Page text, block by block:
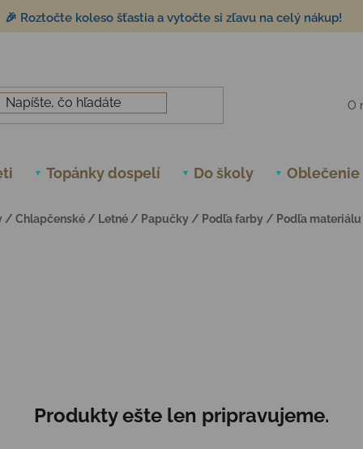
🎉 Roztočte koleso šťastia a vytočte si zľavu na celý nákup!
O
Topánky dospelí Do školy Oblečenie
/ Chlapčenské / Letné / Papučky / Podľa farby / Podľa materiálu
Produkty ešte len pripravujeme.